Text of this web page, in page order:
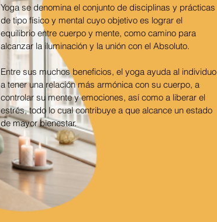
Yoga se denomina el conjunto de disciplinas y prácticas
de tipo físico y mental cuyo objetivo es lograr el
equilibrio entre cuerpo y mente, como camino para
alcanzar la iluminación y la unión con el Absoluto.
Entre sus muchos beneficios, el yoga ayuda al individuo
a tener una relación más armónica con su cuerpo, a
controlar su mente y emociones, así como a liberar el
estrés, todo lo cual contribuye a que alcance un estado
de mayor bienestar.